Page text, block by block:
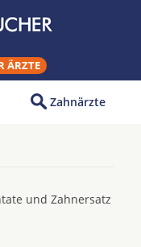
ÄRZTE
Zahnärzte
und Zahnersatz